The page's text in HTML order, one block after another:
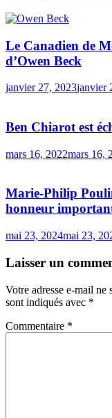
Le Canadien de
d’Owen Beck
janvier 27, 2023janvier
Ben Chiarot est
mars 16, 2022mars 16,
Marie-Philip
honneur
mai 23, 2024mai 23,
Laisser un
Votre adresse e-mail ne
sont indiqués avec *
Commentaire *